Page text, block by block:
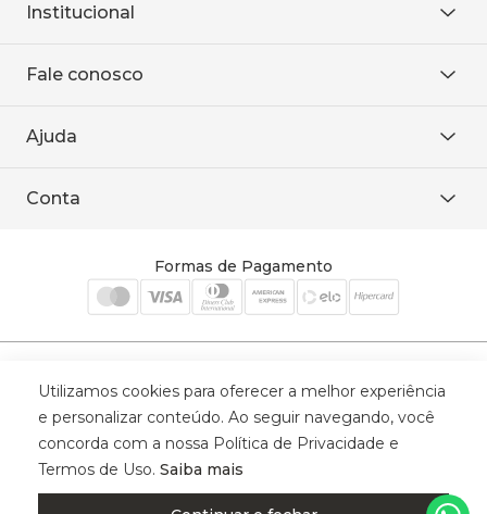
Institucional
Onde encontrar
Baixe o APP
Fale conosco
WhatsApp
Ajuda
Política de entrega
Conta
Cadastre-se
Formas de Pagamento
| CNPJ: 59.907.634/0001-75 | Rua Santa Augusta, 409 - Vila
Utilizamos cookies para oferecer a melhor experiência
e personalizar conteúdo. Ao seguir navegando, você
concorda com a nossa Política de Privacidade e
Termos de Uso. Saiba mais